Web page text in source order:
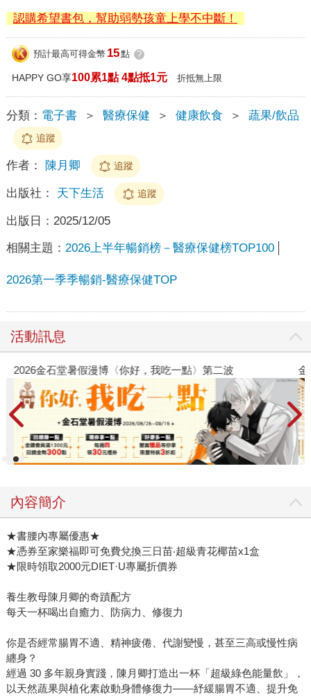
認購希望書包，幫助弱勢孩童上學不中斷！
預計最高可得金幣 15點 ?
HAPPY GO享100累1點 4點抵1元 折抵無上限
分類： 電子書 ＞ 醫療保健 ＞ 健康飲食 ＞ 蔬果/飲品
追蹤
作者： 陳月卿 追蹤
出版社： 天下生活 追蹤
出版日： 2025/12/05
相關主題： 2026上半年暢銷榜－醫療保健榜TOP100
2026第一季季暢銷-醫療保健TOP
活動訊息
2026金石堂暑假漫博〈你好，我吃一點〉第二波 金
內容簡介
★書腰內專屬優惠★
★憑券至家樂福即可免費兌換三日苗‧超級青花椰苗x1盒
★限時領取2000元DIET·U專屬折價券
養生教母陳月卿的奇蹟配方
每天一杯喝出自癒力、防病力、修復力
你是否經常腸胃不適、精神疲倦、代謝變慢，甚至三高或慢性病
纏身？
經過 30 多年親身實踐，陳月卿打造出一杯「超級綠色能量飲」，
以天然蔬果與植化素啟動身體修復力——紓緩腸胃不適、提升免